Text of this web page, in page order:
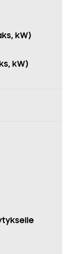
kW)
kW)